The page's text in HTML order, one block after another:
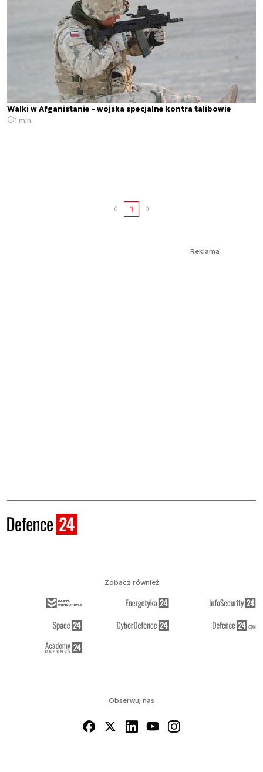
Walki w Afganistanie - wojska specjalne kontra talibowie
1 min.
1
Reklama
Obserwuj nas
Zobacz również